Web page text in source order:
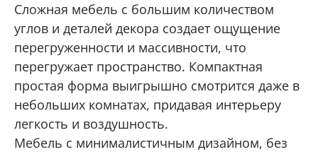
Сложная мебель с большим количеством
углов и деталей декора создает ощущение
перегруженности и массивности, что
перегружает пространство. Компактная
простая форма выигрышно смотрится даже в
небольших комнатах, придавая интерьеру
легкость и воздушность.
Мебель с минималистичным дизайном, без